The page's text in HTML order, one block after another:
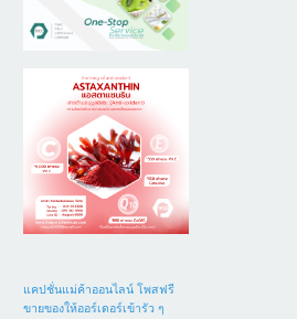
แคปชั่นแม่ค้าออนไลน์ โพสฟรี
ขายของให้ออร์เดอร์เข้ารัว ๆ